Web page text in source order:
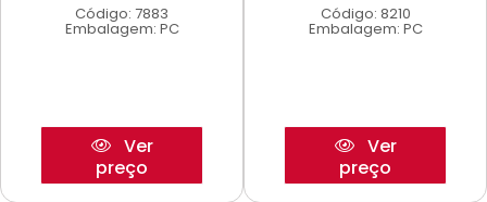
Código: 7883
Embalagem: PC
Ver
preço
Código: 8210
Embalagem: PC
Ver
preço